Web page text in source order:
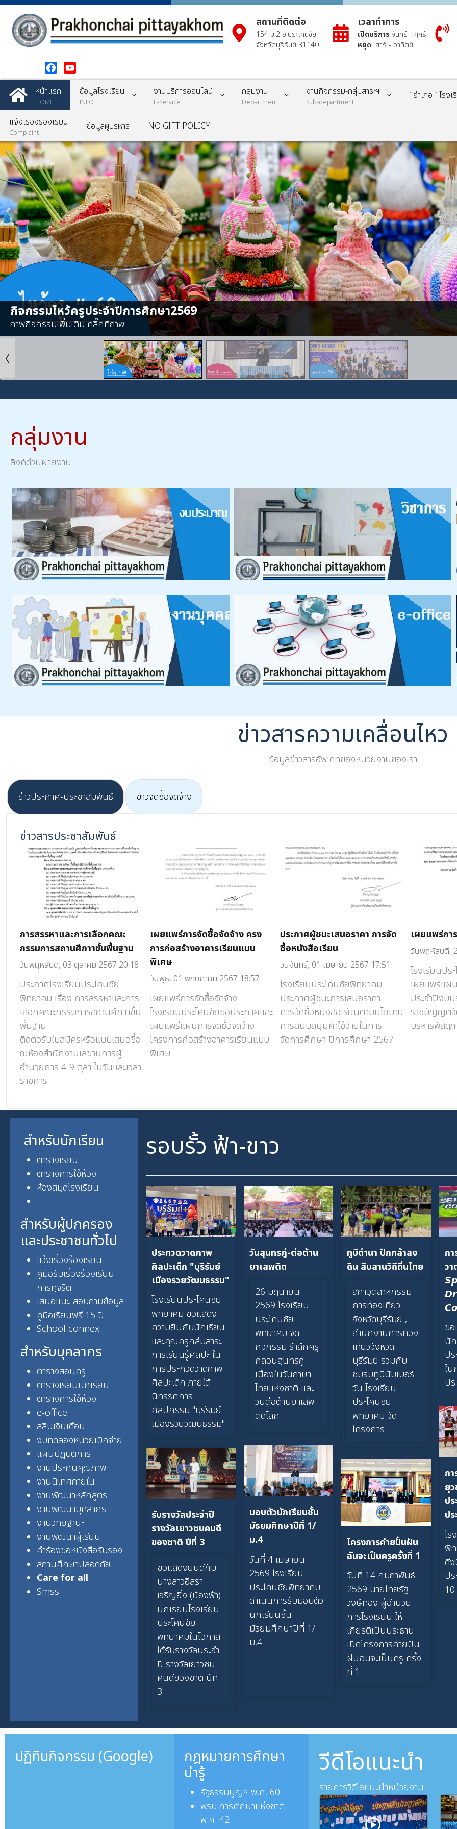
สถานที่ติดต่อ
154 ม.2 อ.ประโคนชัย
จังหวัดบุรีรัมย์ 31140
เวลาทำการ
เปิดบริการ จันทร์ - ศุกร์
หยุด เสาร์ - อาทิตย์
Facebook
YouTube
หน้าแรก
HOME
ข้อมูลโรงเรียน
INFO
งานบริการออนไลน์
E-Service
กลุ่มงาน
Department
งานกิจกรรม-กลุ่มสาระฯ
Sub-department
1อำเภอ 1โรง
แจ้งเรื่องร้องเรียน
Complaint
ข้อมูลผู้บริหาร NO GIFT POLICY
กิจกรรมไหว้ครูประจำปีการศึกษา2569
ภาพกิจกรรมเพิ่มเติม คลิ๊กที่ภาพ
กลุ่มงาน
ลิงค์ด่วนฝ่ายงาน
ข่าวสารความเคลื่อนไหว
ข้อมูลข่าวสารอัพเดทของหน่วยงานของเรา
ข่าวประกาศ-ประชาสัมพันธ์ ข่าวจัดซื้อจัดจ้าง
ข่าวสารประชาสัมพันธ์
การสรรหาและการเลือกคณะ
กรรมการสถานศึกาาขั้นพื้นฐาน
วันพฤหัสบดี, 03 ตุลาคม 2567 20:18
ประกาศโรงเรียนประโคนชัย
พิทยาคม เรื่อง การสรรหาและการ
เลือกคณะกรรมการสถานศึกาาขั้น
พื้นฐาน
ติดต่อรับใบสมัครหรือแบบเสนอชื่อ
ณห้องสำนักงานเลขานุการผู้
อำนวยการ 4-9 ตุลา ในวันและเวลา
ราชการ
เผยแพร่การจัดซื้อจัดจ้าง ครง
การก่อสร้างอาคารเรียนแบบ
พิเศษ
วันพุธ, 01 พฤษภาคม 2567 18:57
เผยแพร่การจัดซื้อจัดจ้าง
โรงเรียนประโคนชัยขอประกาศและ
เผยแพร่แผนการจัดซื้อจัดจ้าง
โครงการก่อสร้างอาคารเรียนแบบ
พิเศษ
ประกาศผู้ชนะเสนอราคา การจัด
ซื้อหนังสือเรียน
วันจันทร์, 01 เมษายน 2567 17:51
โรงเรียนประโคนชัยพิทยาคม
ประกาศผู้ชนะการเสนอราคา
การจัดซื้อหนังสือเรียนตามนโยบาย
การสนับสนุนค่าใช้จ่ายในการ
จัดการศึกษา ปีการศึกษา 2567
เผยแพร่กา
วันพฤหัสบดี,
โรงเรียนปร
เผยแพร่แผ
ประจำปีงบ
ราชบัญญัติจั
บริหารพัสดุ
สำหรับนักเรียน
ตารางเรียน
ตารางการใช้ห้อง
ห้องสมุดโรงเรียน
สำหรับผู้ปกครอง
และประชาชนทั่วไป
แจ้งเรื่องร้องเรียน
คู่มือรับเรื่องร้องเรียน
การทุจริต
เสนอแนะ-สอบถามข้อมูล
คู่มือเรียนฟรี 15 ปี
School connex
สำหรับบุคลากร
ตารางสอนครู
ตารางเรียนนักเรียน
ตารางการใช้ห้อง
e-office
สลิปเงินเดือน
งบทดลองหน่วยเบิกจ่าย
แผนปฎิบัติการ
งานประกันคุณภาพ
งานนิเทศภายใน
งานพัฒนาหลักสูตร
งานพัฒนาบุคลากร
งานวิทยฐานะ
งานพัฒนาผู้เรียน
คำร้องขอหนังสือรับรอง
สถานศึกษาปลอดภัย
Care for all
Smss
รอบรั้ว ฟ้า-ขาว
ประกวดวาดภาพ
ศิลปะเด็ก "บุรีรัมย์
เมืองรวยวัฒนธรรม"
โรงเรียนประโคนชัย
พิทยาคม ขอแสดง
ความยินกับนักเรียน
และคุณครูกลุ่มสาระ
การเรียนรู้ศิลปะ ใน
การประกวดวาดภาพ
ศิลปะเด็ก ภายใต้
นิทรรศการ
ศิลปกรรม "บุรีรัมย์
เมืองรวยวัฒนธรรม"
วันสุนทรภู่-ต่อต้าน
ยาเสพติด
26 มิถุนายน
2569 โรงเรียน
ประโคนชัย
พิทยาคม จัด
กิจกรรม รำลึกครู
กลอนสุนทรภู่
เนื่องในวันภาษา
ไทยแห่งชาติ และ
วันต่อต้านยาเสพ
ติดโลก
ทูบีดำนา ปักกล้าลง
ดิน สืบสานวิถีถิ่นไทย
สภาอุตสาหกรรม
การท่องเที่ยว
จังหวัดบุรีรัมย์ ,
สำนักงานการท่อง
เที่ยวจังหวัด
บุรีรัมย์ ร่วมกับ
ชมรมทูบีนัมเบอร์
วัน โรงเรียน
ประโคนชัย
พิทยาคม จัด
โครงการ
ก
ว
ข
นั
ป
ใ
ปร
ก
ยุ
ป
ป
โร
พิ
ดี
ป
มอบตัวนักเรียนชั้น
มัธยมศึกษาปีที่ 1/
ม.4
วันที่ 4 เมษายน
2569 โรงเรียน
ประโคนชัยพิทยาคม
ดำเนินการรับมอบตัว
นักเรียนชั้น
มัธยมศึกษาปีที่ 1/
ม.4
รับรางวัลประจำปี
รางวัลเยาวชนคนดี
ของชาติ ปีที่ 3
ขอแสดงยินดีกับ
นางสาวอิสรา
เจริญยิ่ง (น้องฟ้า)
นักเรียนโรงเรียน
ประโคนชัย
พิทยาคมในโอกาส
ได้รับรางวัลประจำ
ปี รางวัลเยาวชน
คนดีของชาติ ปีที่
3
โครงการค่ายปั้นฝัน
ฉันจะเป็นครูครั้งที่ 1
วันที่ 14 กุมภาพันธ์
2569 นายไทยรัฐ
วงษ์ทอง ผู้อำนวย
การโรงเรียน ให้
เกียรติเป็นประธาน
เปิดโครงการค่ายปั้น
ฝันฉันจะเป็นครู ครั้ง
ที่ 1
ปฏิทินกิจกรรม (Google) กฎหมายการศึกษา
น่ารู้
รัฐธรรมนูญฯ พ.ศ. 60
พรบ.การศึกษาแห่งชาติ
พ.ศ. 42
วีดีโอแนะนำ
รายการวีดีโอแนะนำหน่วยงาน